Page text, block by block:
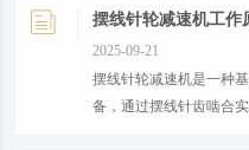
摆线针轮减速机工作
2025-09-21
摆线针轮减速机是一种
备，通过摆线针齿啮合实